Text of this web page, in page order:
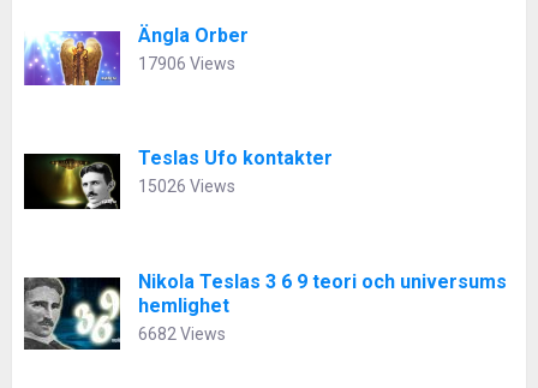
Ängla Orber
17906 Views
Teslas Ufo kontakter
15026 Views
Nikola Teslas 3 6 9 teori och universums
hemlighet
6682 Views